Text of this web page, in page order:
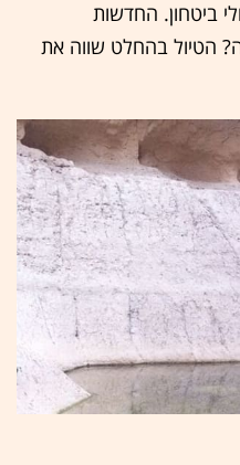
ביטחון. החדשות
הטיול בהחלט שווה את